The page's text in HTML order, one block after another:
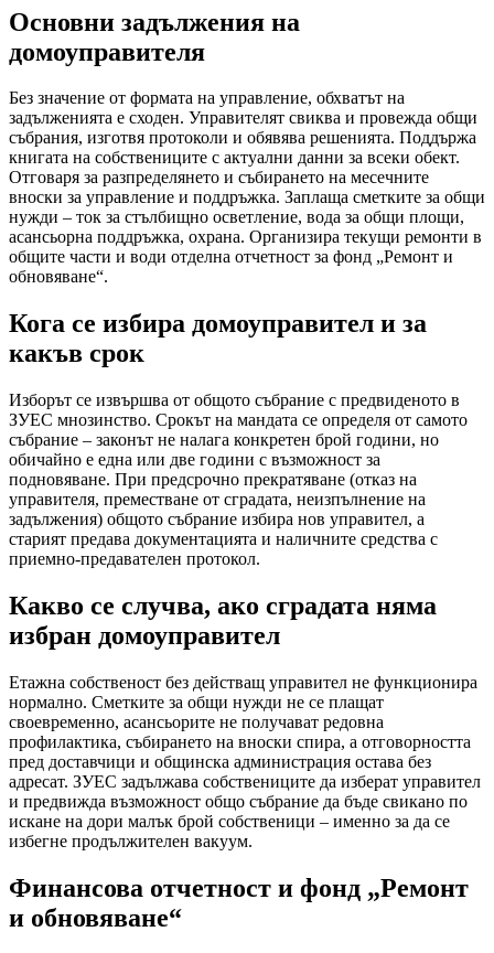
Основни задължения на
домоуправителя
Без значение от формата на управление, обхватът на
задълженията е сходен. Управителят свиква и провежда общи
събрания, изготвя протоколи и обявява решенията. Поддържа
книгата на собствениците с актуални данни за всеки обект.
Отговаря за разпределянето и събирането на месечните
вноски за управление и поддръжка. Заплаща сметките за общи
нужди – ток за стълбищно осветление, вода за общи площи,
асансьорна поддръжка, охрана. Организира текущи ремонти в
общите части и води отделна отчетност за фонд „Ремонт и
обновяване“.
Кога се избира домоуправител и за
какъв срок
Изборът се извършва от общото събрание с предвиденото в
ЗУЕС мнозинство. Срокът на мандата се определя от самото
събрание – законът не налага конкретен брой години, но
обичайно е една или две години с възможност за
подновяване. При предсрочно прекратяване (отказ на
управителя, преместване от сградата, неизпълнение на
задължения) общото събрание избира нов управител, а
старият предава документацията и наличните средства с
приемно-предавателен протокол.
Какво се случва, ако сградата няма
избран домоуправител
Етажна собственост без действащ управител не функционира
нормално. Сметките за общи нужди не се плащат
своевременно, асансьорите не получават редовна
профилактика, събирането на вноски спира, а отговорността
пред доставчици и общинска администрация остава без
адресат. ЗУЕС задължава собствениците да изберат управител
и предвижда възможност общо събрание да бъде свикано по
искане на дори малък брой собственици – именно за да се
избегне продължителен вакуум.
Финансова отчетност и фонд „Ремонт
и обновяване“